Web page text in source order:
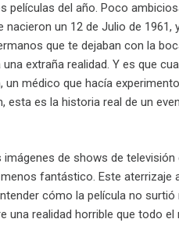
del año. Poco
un 12 de Julio de
que te dejaban con la
extraña realidad. Y es que
médico que hacía
esta es la historia real de un
de shows de televisión
fantástico. Este aterrizaje
cómo la película no
realidad horrible que todo